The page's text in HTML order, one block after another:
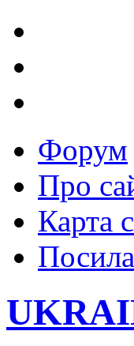
Форум
Про
Карта